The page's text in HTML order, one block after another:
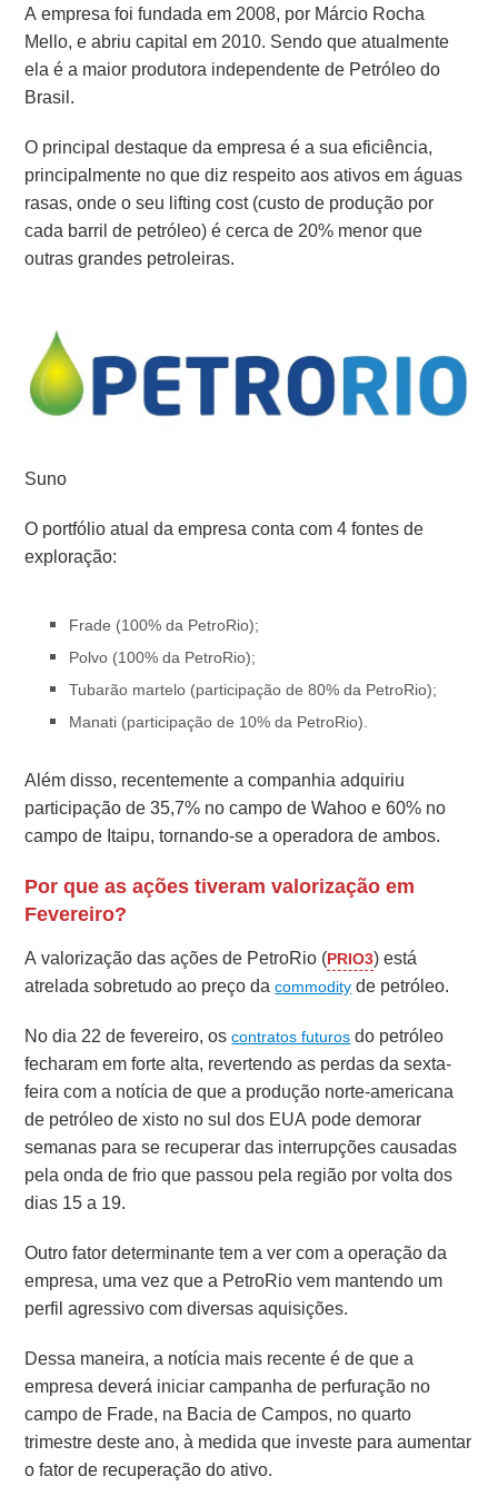
A empresa foi fundada em 2008, por Márcio Rocha
Mello, e abriu capital em 2010. Sendo que atualmente
ela é a maior produtora independente de Petróleo do
Brasil.
O principal destaque da empresa é a sua eficiência,
principalmente no que diz respeito aos ativos em águas
rasas, onde o seu lifting cost (custo de produção por
cada barril de petróleo) é cerca de 20% menor que
outras grandes petroleiras.
Suno
O portfólio atual da empresa conta com 4 fontes de
exploração:
Frade (100% da PetroRio);
Polvo (100% da PetroRio);
Tubarão martelo (participação de 80% da PetroRio);
Manati (participação de 10% da PetroRio).
Além disso, recentemente a companhia adquiriu
participação de35,7% no campo de Wahoo e60% no
campo de Itaipu, tornando-se a operadora de ambos.
Por que as ações tiveram valorização em
Fevereiro?
A valorização das ações de PetroRio (PRIO3) está
atrelada sobretudo ao preço dacommodity de petróleo.
No dia 22 de fevereiro, oscontratos futuros do petróleo
fecharam em forte alta, revertendo as perdas da sexta-
feira com a notícia de que a produção norte-americana
de petróleo de xisto no sul dos EUA pode demorar
semanas para se recuperar das interrupções causadas
pela onda de frio que passou pela região por volta dos
dias 15 a 19.
Outro fator determinante tem a ver com a operação da
empresa, uma vez que a PetroRio vem mantendo um
perfil agressivo com diversas aquisições.
Dessa maneira, a notícia mais recente é de que a
empresa deverá iniciar campanha de perfuração no
campo de Frade, na Bacia de Campos, no quarto
trimestre deste ano, à medida que investe para aumentar
o fator de recuperação do ativo.